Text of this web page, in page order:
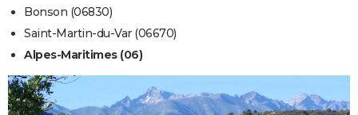
Bonson (06830)
Saint-Martin-du-Var (06670)
Alpes-Maritimes (06)